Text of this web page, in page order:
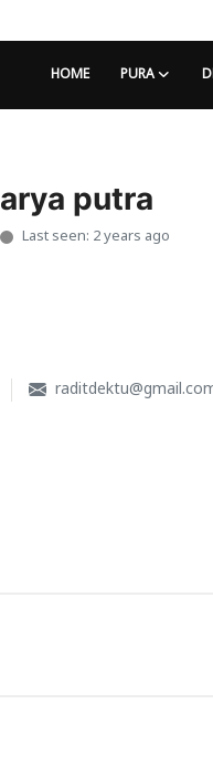
HOME PURA
arya putra
Last seen: 2 years ago